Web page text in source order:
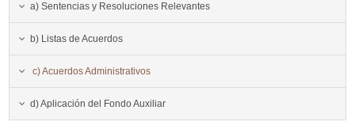
a) Sentencias y Resoluciones Relevantes
b) Listas de Acuerdos
c) Acuerdos Administrativos
d) Aplicación del Fondo Auxiliar